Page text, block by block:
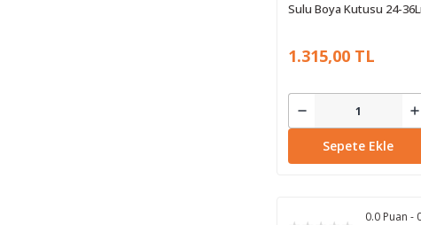
Sulu Boya Kutusu 24-36Lı
1.315,00 TL
Sepete Ekle
0.0 Puan -